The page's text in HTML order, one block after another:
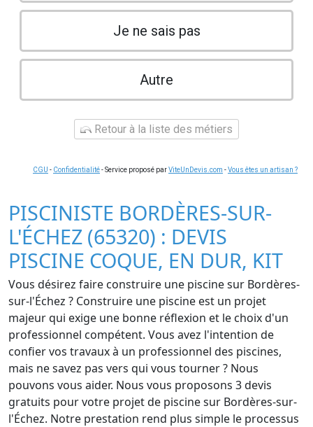
Je ne sais pas
Autre
Retour à la liste des métiers
CGU - Confidentialité- Service proposé parViteUnDevis.com -Vous êtes un artisan ?
PISCINISTE BORDÈRES-SUR-
L'ÉCHEZ (65320) : DEVIS
PISCINE COQUE, EN DUR, KIT
Vous désirez faire construire une piscine sur Bordères-
sur-l'Échez ? Construire une piscine est un projet
majeur qui exige une bonne réflexion et le choix d'un
professionnel compétent. Vous avez l'intention de
confier vos travaux à un professionnel des piscines,
mais ne savez pas vers qui vous tourner ? Nous
pouvons vous aider. Nous vous proposons 3 devis
gratuits pour votre projet de piscine sur Bordères-sur-
l'Échez. Notre prestation rend plus simple le processus